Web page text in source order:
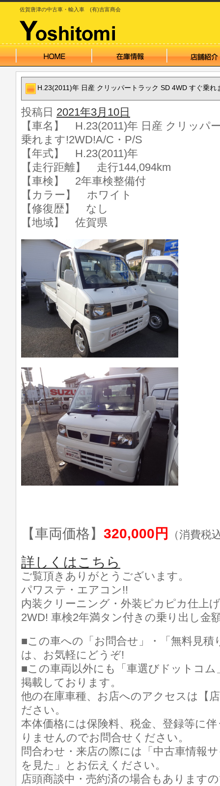
佐賀唐津の中古車・輸入車 (有)吉富商会
H.23(2011)年 日産 クリッパートラック SD 4WD すぐ乗れ
投稿日 2021年3月10日
【車名】 H.23(2011)年 日産 クリッパ
乗れます!2WD!A/C・P/S
【年式】 H.23(2011)年
【走行距離】 走行144,094km
【車検】 2年車検整備付
【カラー】 ホワイト
【修復歴】 なし
【地域】 佐賀県
【車両価格】 320,000円 （消費税
詳しくはこちら
ご覧頂きありがとうございます。
パワステ・エアコン!!
内装クリーニング・外装ピカピカ仕上
2WD! 車検2年満タン付きの乗り出し金
■この車への「お問合せ」・「無料見積
は、お気軽にどうぞ!
■この車両以外にも「車選びドットコ
掲載しております。
他の在庫車種、お店へのアクセスは【
ださい。
本体価格には保険料、税金、登録等に
りませんのでお問合せください。
問合わせ・来店の際には「中古車情報
を見た」とお伝えください。
店頭商談中・売約済の場合もあります